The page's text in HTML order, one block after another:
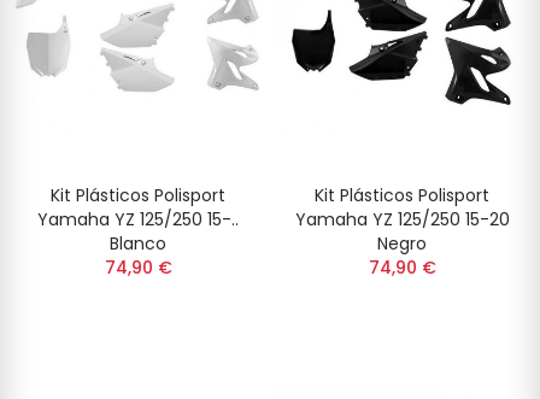
Kit Plásticos Polisport
Yamaha YZ 125/250 15-..
Blanco
74,90 €
Kit Plásticos Polisport
Yamaha YZ 125/250 15-20
Negro
74,90 €